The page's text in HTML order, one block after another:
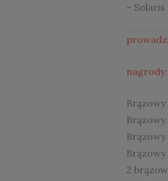
– Solaris
nagrody:
Brązowy
Brązowy
2